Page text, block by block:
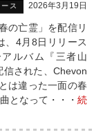
ス 2026年3月19日
の亡霊」を配信リ
4月8日リリース
ルバム『三者山
された、Chevon
は違った一面の春
となって・・・ 続